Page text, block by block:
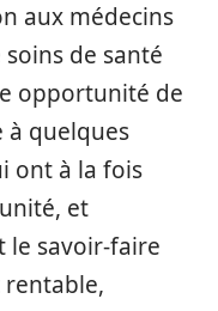
aux médecins
de santé
opportunité de
à quelques
ont à la fois
et
le savoir-faire
rentable,